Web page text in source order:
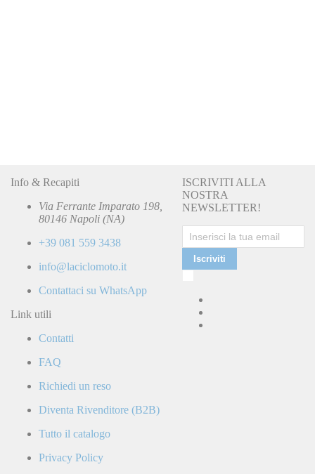
Info & Recapiti
Via Ferrante Imparato 198,
80146 Napoli (NA)
+39 081 559 3438
info@laciclomoto.it
Contattaci su WhatsApp
Link utili
Contatti
FAQ
Richiedi un reso
Diventa Rivenditore (B2B)
Tutto il catalogo
Privacy Policy
ISCRIVITI ALLA
NOSTRA
NEWSLETTER!
Iscriviti
e
accetto
la